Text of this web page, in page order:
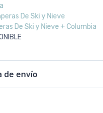
De Ski y Nieve
De Ski y Nieve + Columbia
de envío